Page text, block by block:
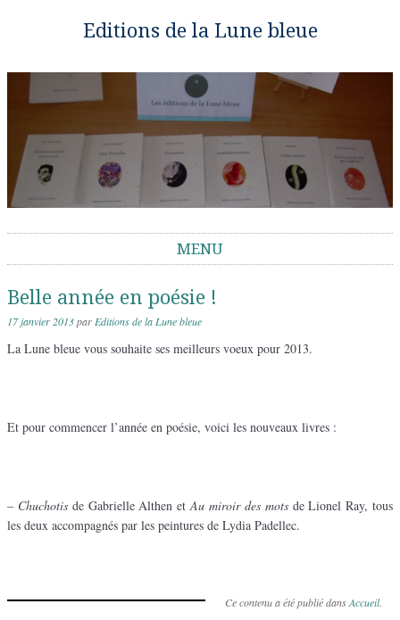
Editions de la Lune bleue
MENU
Belle année en poésie !
17 janvier 2013parEditions de la Lune bleue
La Lune bleue vous souhaite ses meilleurs voeux pour 2013.
Et pour commencer l’année en poésie, voici les nouveaux livres :
– Chuchotis de Gabrielle Althen etAu miroir des mots de Lionel Ray, tous
les deux accompagnés par les peintures de Lydia Padellec.
Ce contenu a été publié dansAccueil.